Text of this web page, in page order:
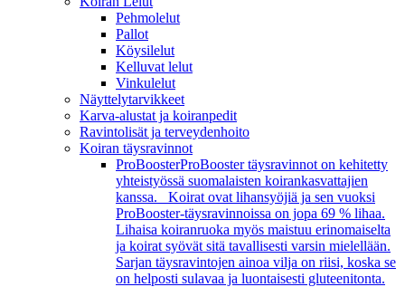
Pehmolelut
Pallot
Köysilelut
Kelluvat lelut
Vinkulelut
Näyttelytarvikkeet
Karva-alustat ja koiranpedit
Ravintolisät ja terveydenhoito
Koiran täysravinnot
ProBoosterProBooster täysravinnot on kehitetty
yhteistyössä suomalaisten koirankasvattajien
kanssa. Koirat ovat lihansyöjiä ja sen vuoksi
ProBooster-täysravinnoissa on jopa 69 % lihaa.
Lihaisa koiranruoka myös maistuu erinomaiselta
ja koirat syövät sitä tavallisesti varsin mielellään.
Sarjan täysravintojen ainoa vilja on riisi, koska se
on helposti sulavaa ja luontaisesti gluteenitonta.